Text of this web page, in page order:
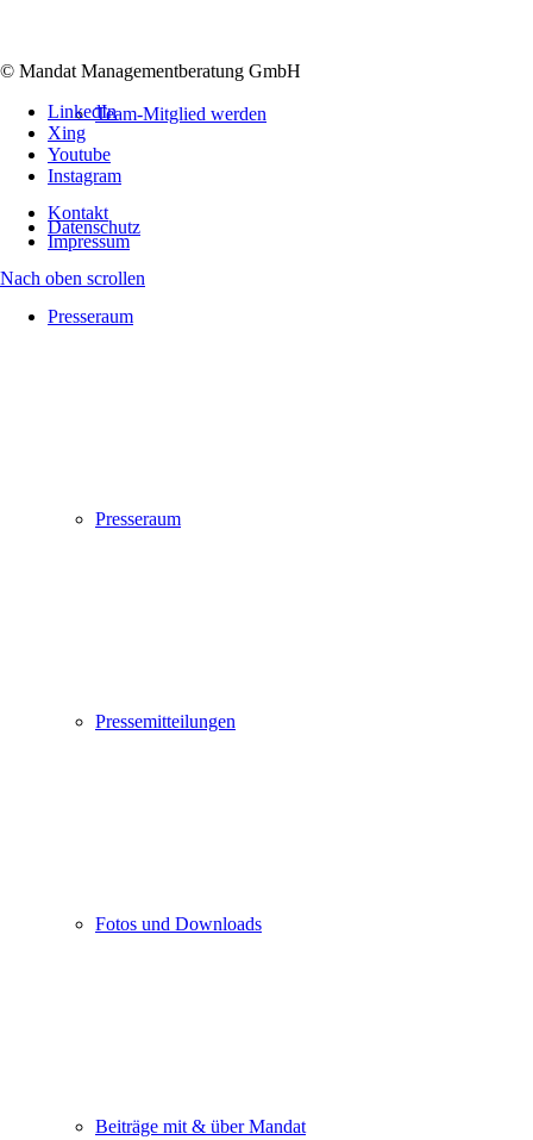
Team-Mitglied werden
Presseraum
Presseraum
Pressemitteilungen
Fotos und Downloads
Beiträge mit & über Mandat
© Mandat Managementberatung GmbH
LinkedIn
Xing
Youtube
Instagram
Kontakt
Datenschutz
Impressum
Nach oben scrollen